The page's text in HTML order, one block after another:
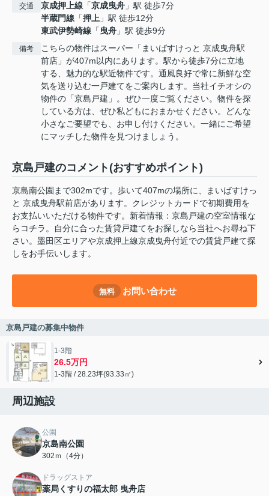
交通 京成押上線 「京成曳舟 」駅 徒歩7分
半蔵門線 「押上 」駅 徒歩12分
東武伊勢崎線 「曳舟 」駅 徒歩9分
備考
こちらの物件はスーパー「まいばすけっと 京成曳舟駅
前店」が407m以内にあります。駅から徒歩7分に立地
する、魅力的な駅近物件です。通風良好で常に新鮮な空
気を送り込む一戸建てをご案内します。当社イチオシの
物件の「京島戸建」。ぜひ一度ご覧ください。物件を探
している方は、ぜひ私どもにおまかせください。どんな
小さなご要望でも、お申し付けください。一緒にご希望
にマッチした物件を見つけましょう。
京島戸建のコメント(おすすめポイント)
京島南公園まで302mです。歩いて407mの場所に、まいばすけっ
と 京成曳舟駅前店があります。クレジットカードで初期費用を
お支払いいただける物件です。新着情報：京島戸建の空室情報な
らコチラ。自分に合った賃貸戸建てをお探しなら当社へお尋ね下
さい。墨田区エリアや京成押上線京成曳舟付近での賃貸戸建て探
しをお手伝いします。
無料 お問い合わせ
京島戸建の募集中物件
1-3階
26.5万円
1-3階 / 28.23坪(93.33㎡)
周辺施設
公園
京島南公園
302ｍ（4分）
ドラッグストア
薬局くすりの福太郎 曳舟店